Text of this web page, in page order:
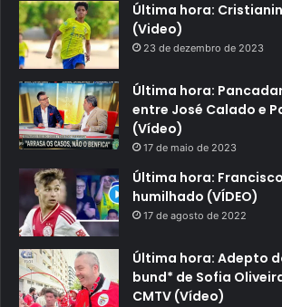
Última hora:
(Video)
23 de dezembro de 2023
Última hora:
entre José Calado e
(Vídeo)
17 de maio de 2023
Última hora:
humilhado (VÍDEO)
17 de agosto de 2022
Última hora: Adepto
bund* de Sofia
CMTV (Vídeo)